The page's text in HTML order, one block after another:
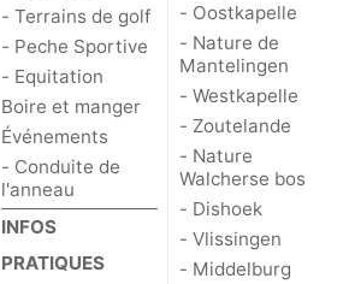
- Terrains de golf
- Peche Sportive
- Equitation
Boire et manger
Événements
- Conduite de
l'anneau
INFOS
PRATIQUES
- Oostkapelle
- Nature de
Mantelingen
- Westkapelle
- Zoutelande
- Nature
Walcherse bos
- Dishoek
- Vlissingen
- Middelburg